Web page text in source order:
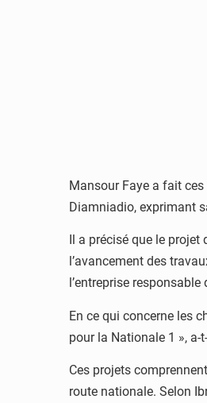
Mansour Faye a fait ces
Diamniadio, exprimant
Il a précisé que le
l’avancement des
l’entreprise
En ce qui concerne les
pour la Nationale 1 », a-
Ces projets
route nationale. Selon